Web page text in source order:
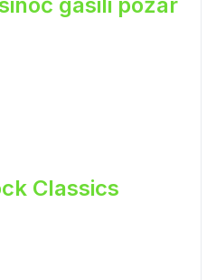
gasili požar
Classics